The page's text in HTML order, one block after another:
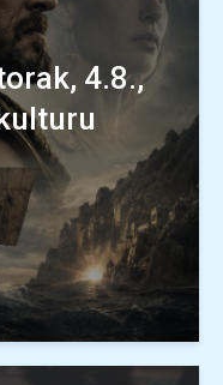
4.8.,